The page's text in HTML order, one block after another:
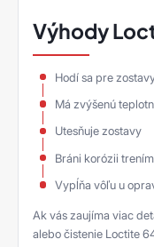
Výhody
Hodí sa pre
Má zvýšenú
Utesňuje zostavy
Bráni korózii trením
Vypĺňa vôľu u
Ak vás zaujíma viac
alebo čistenie Loctite